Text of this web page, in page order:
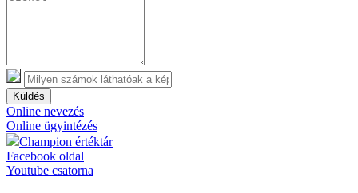
Küldés
Online nevezés
Online ügyintézés
Champion értéktár
Facebook oldal
Youtube csatorna